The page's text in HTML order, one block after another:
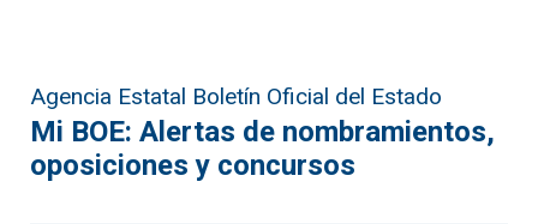
Agencia Estatal Boletín Oficial del Estado
Mi BOE: Alertas de nombramientos,
oposiciones y concursos